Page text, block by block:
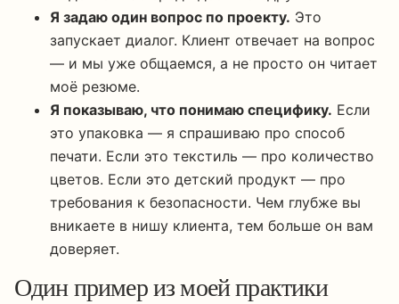
Я задаю один вопрос по проекту. Это
запускает диалог. Клиент отвечает на вопрос
— и мы уже общаемся, а не просто он читает
моё резюме.
Я показываю, что понимаю специфику. Если
это упаковка — я спрашиваю про способ
печати. Если это текстиль — про количество
цветов. Если это детский продукт — про
требования к безопасности. Чем глубже вы
вникаете в нишу клиента, тем больше он вам
доверяет.
Один пример из моей практики